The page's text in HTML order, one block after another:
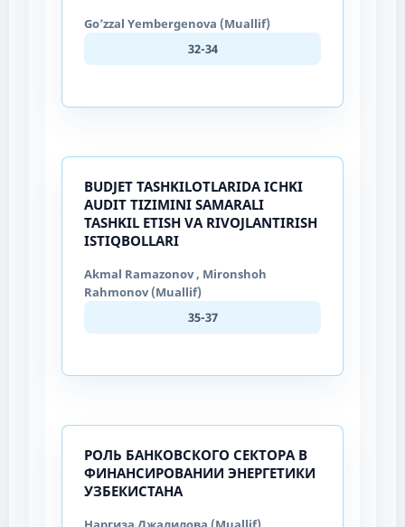
Go’zzal Yembergenova (Muallif)
32-34
BUDJET TASHKILOTLARIDA ICHKI
AUDIT TIZIMINI SAMARALI
TASHKIL ETISH VA RIVOJLANTIRISH
ISTIQBOLLARI
Akmal Ramazonov , Mironshoh
Rahmonov (Muallif)
35-37
РОЛЬ БАНКОВСКОГО СЕКТОРА В
ФИНАНСИРОВАНИИ ЭНЕРГЕТИКИ
УЗБЕКИСТАНА